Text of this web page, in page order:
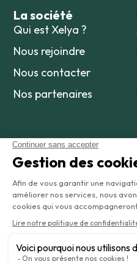
La société
Qui est Xelya ?
Nous rejoindre
Nous contacter
Nos partenaires